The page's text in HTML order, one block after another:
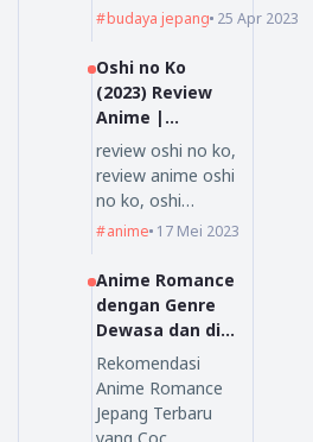
budaya jepang 25 Apr 2023
Oshi no Ko
(2023) Review
Anime |
Nihongoenak.ne
t
review oshi no ko,
review anime oshi
no ko, oshi…
anime 17 Mei 2023
Anime Romance
dengan Genre
Dewasa dan di
Sukai Oleh
Orang Dewasa
Rekomendasi
Anime Romance
Jepang Terbaru